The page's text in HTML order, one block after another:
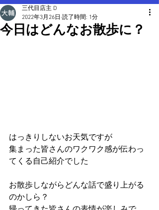
今日はどんなお散歩に？
三代目店主 D
2022年3月26日 読了時間: 1分
はっきりしないお天気ですが
集まった皆さんのワクワク感が伝わっ
てくる自己紹介でした
お散歩しながらどんな話で盛り上がる
のかしら？